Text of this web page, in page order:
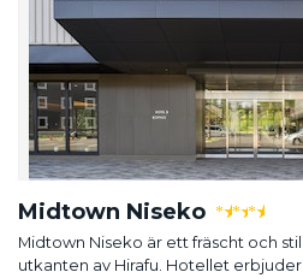
Midtown Niseko ★★★
Midtown Niseko är ett fräscht och
utkanten av Hirafu. Hotellet